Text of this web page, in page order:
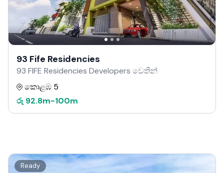
93 Fife Residencies
93 FIFE Residencies Developers වෙතින්
කොළඹ 5
රු 92.8m-100m
Ready